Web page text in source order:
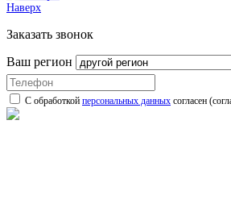
Наверх
Заказать звонок
Ваш регион
С обработкой персональных данных согласен